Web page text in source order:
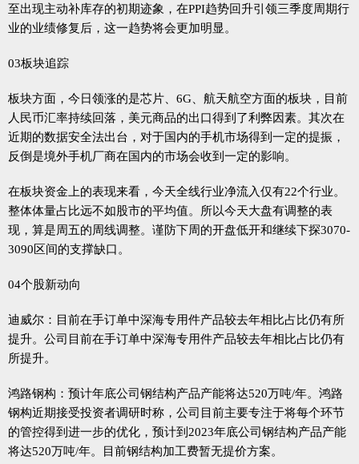
至出现主动补库存的初期迹象，在PPI趋势回升引领三季度周期行
业的业绩修复后，这一趋势将会更加明显。
03板块追踪
板块方面，今日领涨的是芯片、6G、航天航空方面的板块，目前
人民币汇率持续回落，美元商品的出口得到了利弊因素。其次在
近期的数据安全法出台，对于国内的手机市场得到一定的提振，
反倒是境外手机厂商在国内的市场会收到一定的影响。
在板块资金上的表现来看，今天全线行业净流入仅有22个行业。
整体体量占比远不如股市的平均值。所以今天大盘有调整的表
现，算是周五的周线调整。谨防下周的开盘低开和继续下探3070-
3090区间的支撑缺口。
04个股新动向
迪威尔：目前在手订单中深海专用件产品较去年相比占比仍有所
提升。公司目前在手订单中深海专用件产品较去年相比占比仍有
所提升。
鸿路钢构：预计年底公司钢结构产品产能将达520万吨/年。鸿路
钢构近期接受投资者调研时称，公司目前主要专注于将每个环节
的管控得到进一步的优化，预计到2023年底公司钢结构产品产能
将达520万吨/年。目前钢结构加工费暂无提价方案。